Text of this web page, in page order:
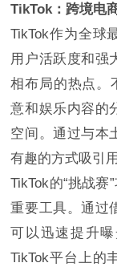
TikTok：跨境电
TikTok作为全球
用户活跃度和强
相布局的热点。
意和娱乐内容的
空间。通过与本
有趣的方式吸引
TikTok的“挑战赛
重要工具。通过
可以迅速提升
TikTok平台上的